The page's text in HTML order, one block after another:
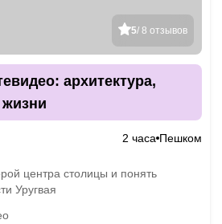
5/ 8 отзывов
архитектура,
жизни
2 часа Пешком
центра столицы и понять
Уругвая